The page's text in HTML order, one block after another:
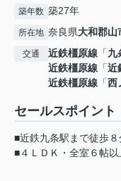
築年数 築27年
所在地 奈良県大和郡山
交通 近鉄橿原線 「九
近鉄橿原線 「近
近鉄橿原線 「西
セールスポイント
■近鉄九条駅まで徒歩８
■４ＬＤＫ・全室６帖